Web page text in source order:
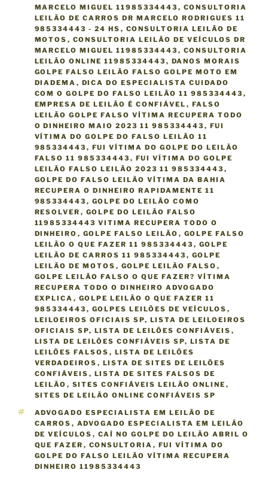
MARCELO MIGUEL 11985334443 , CONSULTORIA
LEILÃO DE CARROS DR MARCELO RODRIGUES 11
985334443 - 24 HS , CONSULTORIA LEILÃO DE
MOTOS , CONSULTORIA LEILÃO DE VEÍCULOS DR
MARCELO MIGUEL 11985334443 , CONSULTORIA
LEILÃO ONLINE 11985334443 , DANOS MORAIS
GOLPE FALSO LEILÃO FALSO GOLPE MOTO EM
DIADEMA , DICA DO ESPECIALISTA CUIDADO
COM O GOLPE DO FALSO LEILÃO 11 985334443 ,
EMPRESA DE LEILÃO É CONFIÁVEL , FALSO
LEILÃO GOLPE FALSO VÍTIMA RECUPERA TODO
O DINHEIRO MAIO 2023 11 985334443 , FUI
VÍTIMA DO GOLPE DO FALSO LEILÃO 11
985334443 , FUI VÍTIMA DO GOLPE DO LEILÃO
FALSO 11 985334443 , FUI VÍTIMA DO GOLPE
LEILÃO FALSO LEILÃO 2023 11 985334443 ,
GOLPE DO FALSO LEILÃO VÍTIMA DA BAHIA
RECUPERA O DINHEIRO RAPIDAMENTE 11
985334443 , GOLPE DO LEILÃO COMO
RESOLVER , GOLPE DO LEILÃO FALSO
11985334443 VITIMA RECUPERA TODO O
DINHEIRO , GOLPE FALSO LEILÃO , GOLPE FALSO
LEILÃO O QUE FAZER 11 985334443 , GOLPE
LEILÃO DE CARROS 11 985334443 , GOLPE
LEILÃO DE MOTOS , GOLPE LEILÃO FALSO ,
GOLPE LEILÃO FALSO O QUE FAZER? VÍTIMA
RECUPERA TODO O DINHEIRO ADVOGADO
EXPLICA , GOLPE LEILÃO O QUE FAZER 11
985334443 , GOLPES LEILÕES DE VEÍCULOS ,
LEILOEIROS OFICIAIS SP, LISTA DE LEILOEIROS
OFICIAIS SP, LISTA DE LEILÕES CONFIÁVEIS ,
LISTA DE LEILÕES CONFIÁVEIS SP, LISTA DE
LEILÕES FALSOS , LISTA DE LEILÕES
VERDADEIROS , LISTA DE SITES DE LEILÕES
CONFIÁVEIS , LISTA DE SITES FALSOS DE
LEILÃO , SITES CONFIÁVEIS LEILÃO ONLINE ,
SITES DE LEILÃO ONLINE CONFIÁVEIS SP
T
A
G
S
ADVOGADO ESPECIALISTA EM LEILÃO DE
CARROS , ADVOGADO ESPECIALISTA EM LEILÃO
DE VEÍCULOS , CAÍ NO GOLPE DO LEILÃO ABRIL O
QUE FAZER , CONSULTORIA , FUI VÍTIMA DO
GOLPE DO FALSO LEILÃO VÍTIMA RECUPERA
DINHEIRO 11985334443